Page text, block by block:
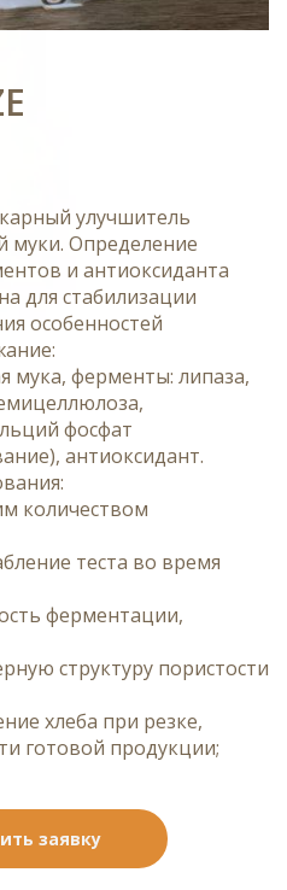
улучшитель
муки. Определение
и антиоксиданта
для стабилизации
особенностей
мука, ферменты: липаза,
фосфат
антиоксидант.
количеством
теста во время
ферментации,
структуру пористости
хлеба при резке,
готовой продукции;
заявку